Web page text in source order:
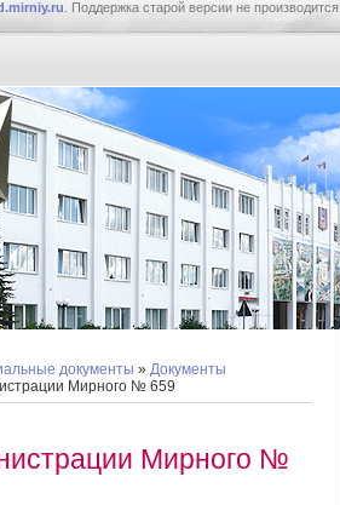
. Поддержка старой версии не производится.
документы » Документы
Мирного № 659
Мирного №